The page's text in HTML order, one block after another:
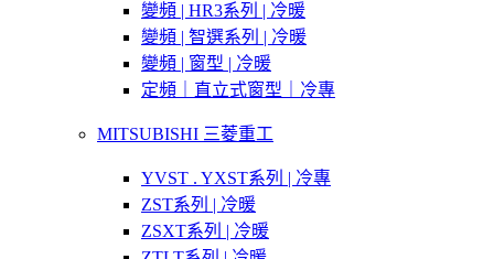
變頻 | HR3系列 | 冷暖
變頻 | 智選系列 | 冷暖
變頻 | 窗型 | 冷暖
定頻｜直立式窗型｜冷專
MITSUBISHI 三菱重工
YVST . YXST系列 | 冷專
ZST系列 | 冷暖
ZSXT系列 | 冷暖